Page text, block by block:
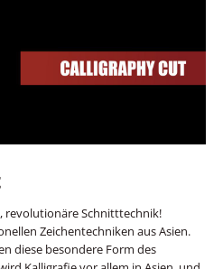
revolutionäre Schnitttechnik!
Zeichentechniken aus Asien.
diese besondere Form des